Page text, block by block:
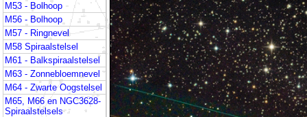
M53 - Bolhoop
M56 - Bolhoop
M57 - Ringnevel
M58 Spiraalstelsel
M61 - Balkspiraalstelsel
M63 - Zonnebloemnevel
M64 - Zwarte Oogstelsel
M65, M66 en NGC3628-
Spiraalstelsels